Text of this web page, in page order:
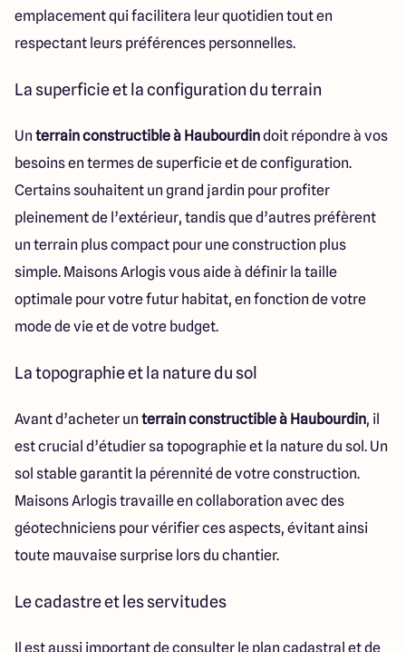
emplacement qui facilitera leur quotidien tout en
respectant leurs préférences personnelles.
La superficie et la configuration du terrain
Un terrain constructible à Haubourdindoit répondre à vos
besoins en termes de superficie et de configuration.
Certains souhaitent un grand jardin pour profiter
pleinement de l’extérieur, tandis que d’autres préfèrent
un terrain plus compact pour une construction plus
simple. Maisons Arlogis vous aide à définir la taille
optimale pour votre futur habitat, en fonction de votre
mode de vie et de votre budget.
La topographie et la nature du sol
Avant d’acheter un terrain constructible à Haubourdin, il
est crucial d’étudier sa topographie et la nature du sol. Un
sol stable garantit la pérennité de votre construction.
Maisons Arlogis travaille en collaboration avec des
géotechniciens pour vérifier ces aspects, évitant ainsi
toute mauvaise surprise lors du chantier.
Le cadastre et les servitudes
Il est aussi important de consulter le plan cadastral et de